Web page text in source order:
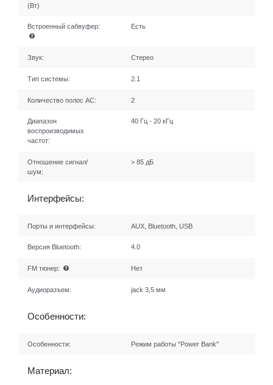
(Вт)
Встроенный сабвуфер: Есть
Звук: Стерео
Тип системы: 2.1
Количество полос AC: 2
Диапазон
воспроизводимых
частот:
40 Гц - 20 кГц
Отношение сигнал/
шум:
> 85 дБ
Интерфейсы:
Порты и интерфейсы: AUX, Bluetooth, USB
Версия Bluetooth: 4.0
FM тюнер: Нет
Аудиоразъем: jack 3,5 мм
Особенности:
Особенности: Режим работы "Power Bank"
Материал: